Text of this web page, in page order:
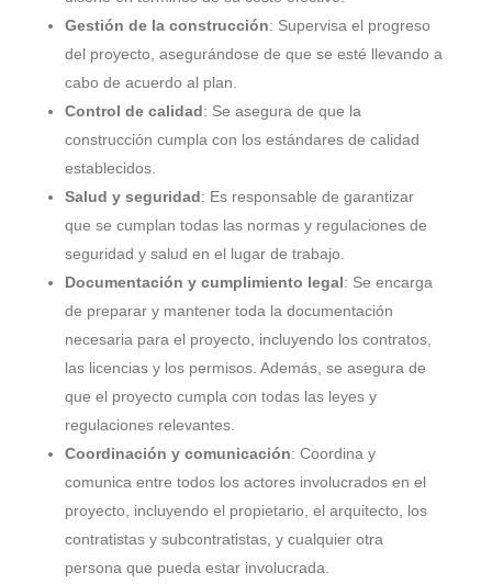
Gestión de la construcción: Supervisa el progreso
del proyecto, asegurándose de que se esté llevando a
cabo de acuerdo al plan.
Control de calidad: Se asegura de que la
construcción cumpla con los estándares de calidad
establecidos.
Salud y seguridad: Es responsable de garantizar
que se cumplan todas las normas y regulaciones de
seguridad y salud en el lugar de trabajo.
Documentación y cumplimiento legal: Se encarga
de preparar y mantener toda la documentación
necesaria para el proyecto, incluyendo los contratos,
las licencias y los permisos. Además, se asegura de
que el proyecto cumpla con todas las leyes y
regulaciones relevantes.
Coordinación y comunicación: Coordina y
comunica entre todos los actores involucrados en el
proyecto, incluyendo el propietario, el arquitecto, los
contratistas y subcontratistas, y cualquier otra
persona que pueda estar involucrada.